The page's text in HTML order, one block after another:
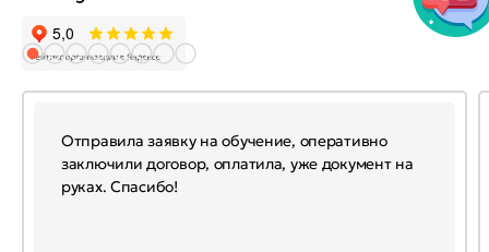
Отправила заявку на обучение, оперативно
заключили договор, оплатила, уже документ на
руках. Спасибо!